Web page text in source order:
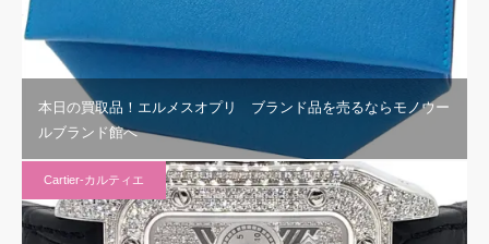
本日の買取品！エルメスオプリ ブランド品を売るならモノウー
ルブランド館へ
Cartier-カルティエ